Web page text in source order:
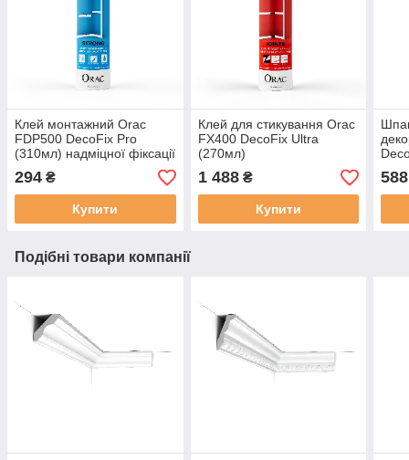
Клей монтажний Orac
FDP500 DecoFix Pro
(310мл) надміцної фіксації
294 ₴
Купити
Клей для стикування Orac
FX400 DecoFix Ultra
(270мл)
1 488₴
Купити
588
Подібні товари компанії